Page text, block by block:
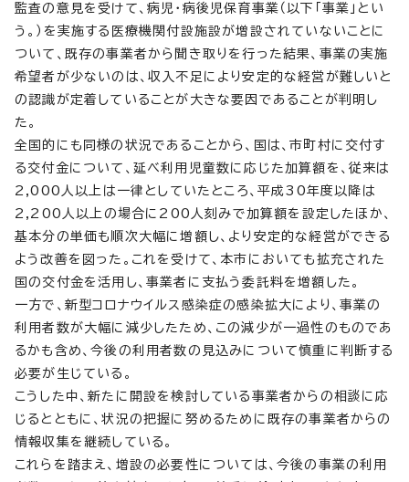
監査の意見を受けて、病児・病後児保育事業（以下「事業」とい
う。）を実施する医療機関付設施設が増設されていないことに
ついて、既存の事業者から聞き取りを行った結果、事業の実施
希望者が少ないのは、収入不足により安定的な経営が難しいと
の認識が定着していることが大きな要因であることが判明し
た。
全国的にも同様の状況であることから、国は、市町村に交付す
る交付金について、延べ利用児童数に応じた加算額を、従来は
2,000人以上は一律としていたところ、平成30年度以降は
2,200人以上の場合に200人刻みで加算額を設定したほか、
基本分の単価も順次大幅に増額し、より安定的な経営ができる
よう改善を図った。これを受けて、本市においても拡充された
国の交付金を活用し、事業者に支払う委託料を増額した。
一方で、新型コロナウイルス感染症の感染拡大により、事業の
利用者数が大幅に減少したため、この減少が一過性のものであ
るかも含め、今後の利用者数の見込みについて慎重に判断する
必要が生じている。
こうした中、新たに開設を検討している事業者からの相談に応
じるとともに、状況の把握に努めるために既存の事業者からの
情報収集を継続している。
これらを踏まえ、増設の必要性については、今後の事業の利用